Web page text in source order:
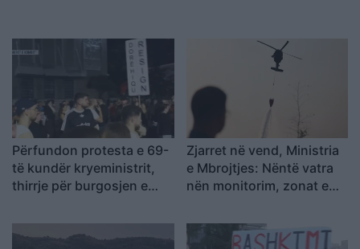
Përfundon protesta e 69-
të kundër kryeministrit,
thirrje për burgosjen e
“Nesër do të jemi më
shumë, nuk ndalemi”
Zjarret në vend, Ministria
e Mbrojtjes: Nëntë vatra
nën monitorim, zonat e